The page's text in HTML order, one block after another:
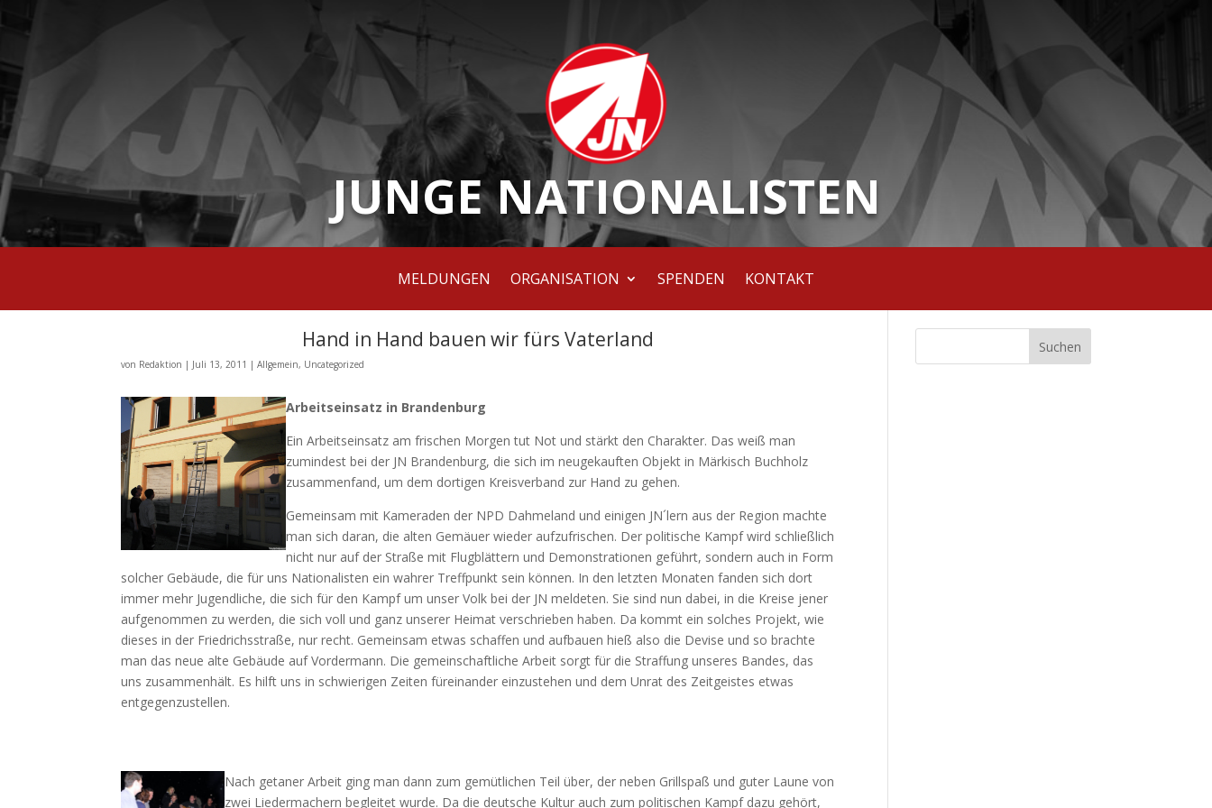
JUNGE NATIONALISTEN
MELDUNGEN ORGANISATION SPENDEN KONTAKT
Hand in Hand bauen wir fürs Vaterland
von Redaktion | Juli 13, 2011 |Allgemein, Uncategorized
Arbeitseinsatz in Brandenburg
Ein Arbeitseinsatz am frischen Morgen tut Not und stärkt den Charakter. Das weiß man
zumindest bei der JN Brandenburg, die sich im neugekauften Objekt in Märkisch Buchholz
zusammenfand, um dem dortigen Kreisverband zur Hand zu gehen.
Gemeinsam mit Kameraden der NPD Dahmeland und einigen JN´lern aus der Region machte
man sich daran, die alten Gemäuer wieder aufzufrischen. Der politische Kampf wird schließlich
nicht nur auf der Straße mit Flugblättern und Demonstrationen geführt, sondern auch in Form
solcher Gebäude, die für uns Nationalisten ein wahrer Treffpunkt sein können. In den letzten Monaten fanden sich dort
immer mehr Jugendliche, die sich für den Kampf um unser Volk bei der JN meldeten. Sie sind nun dabei, in die Kreise jener
aufgenommen zu werden, die sich voll und ganz unserer Heimat verschrieben haben. Da kommt ein solches Projekt, wie
dieses in der Friedrichsstraße, nur recht. Gemeinsam etwas schaffen und aufbauen hieß also die Devise und so brachte
man das neue alte Gebäude auf Vordermann. Die gemeinschaftliche Arbeit sorgt für die Straffung unseres Bandes, das
uns zusammenhält. Es hilft uns in schwierigen Zeiten füreinander einzustehen und dem Unrat des Zeitgeistes etwas
entgegenzustellen.
Nach getaner Arbeit ging man dann zum gemütlichen Teil über, der neben Grillspaß und guter Laune von
zwei Liedermachern begleitet wurde. Da die deutsche Kultur auch zum politischen Kampf dazu gehört,